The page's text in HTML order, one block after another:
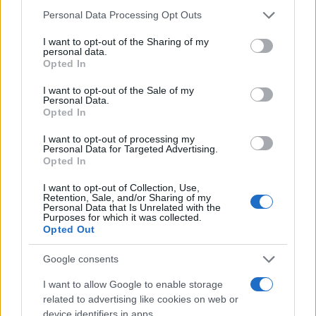
Please note that this website/app uses one or more Google
not limited to your visit or usage behaviour. You may click to
grant or deny consent to Google and its third-party tags to
use your data for below specified purposes in below Google
consent section.
Personal Data Processing Opt Outs
I want to opt-out of the Sharing of my
personal data.
Opted In
I want to opt-out of the Sale of my
Personal Data.
Opted In
I want to opt-out of processing my
Personal Data for Targeted Advertising.
Opted In
I want to opt-out of Collection, Use,
Retention, Sale, and/or Sharing of my
Personal Data that Is Unrelated with the
Purposes for which it was collected.
Opted Out
Google consents
I want to allow Google to enable storage
related to advertising like cookies on web or
device identifiers in apps.
τεχνολογία LALI-TOF MS
παρακάμπτει εντελώς την
ανάγκη για χημική προετοιμασία. Το όργανο στοχεύει
το ύποπτο υλικό με μια δέσμη laser, αφαιρώντας
μικροσκοπικά σωματίδια. Στη συνέχεια, ένα δεύτερο
φασματομέτρο να «διαβάσει» την ακριβή στοιχειακή
και ισοτοπική τους σύσταση.
Αυτό το «χημικό αποτύπωμα» είναι κρίσιμο. Κάθε
παρτίδα πυρηνικού υλικού, είτε πρόκειται για ουράνιο
είτε για πλουτώνιο, φέρει μοναδικά χαρακτηριστικά
που προδίδουν την ιστορία της: από ποιο ορυχείο
εξορύχθηκε, σε ποιον αντιδραστήρα εμπλουτίστηκε
και πότε κατασκευάστηκε. Η δυνατότητα να
διαβαστούν αυτά τα στοιχεία μέσα σε λίγα λεπτά